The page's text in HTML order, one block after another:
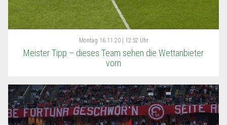
Montag 16.11.20 | 12:52 Uhr
Meister Tipp – dieses Team sehen die Wettanbieter
vorn